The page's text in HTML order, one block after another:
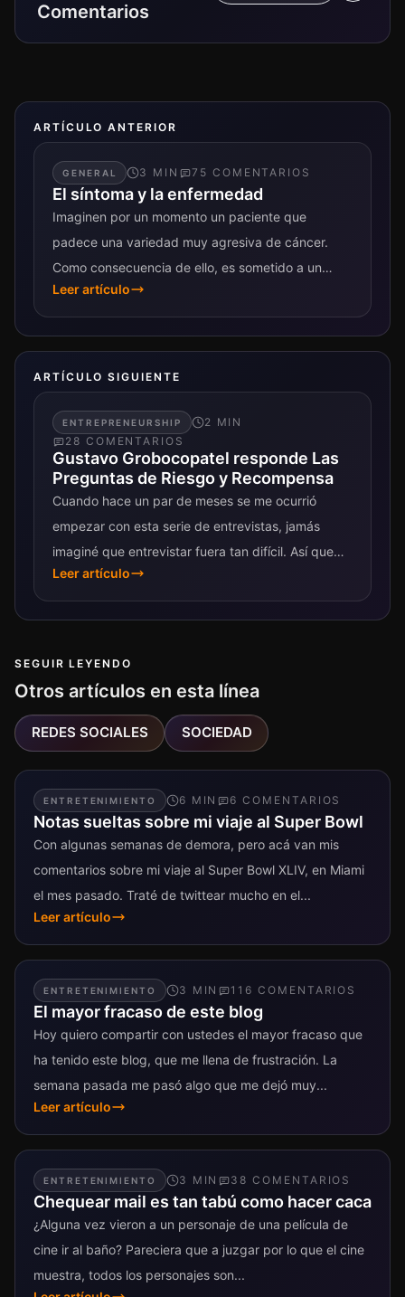
Comentarios
ARTÍCULO ANTERIOR
GENERAL 3 MIN 75 COMENTARIO S
El síntoma y la enfermedad
Imaginen por un momento un paciente que
padece una variedad muy agresiva de cáncer.
Como consecuencia de ello, es sometido a un
fuerte tratamiendo de quimioterapia que deja...
Leer artículo
ARTÍCULO SIGUIENTE
ENTREPRENEURSHIP 2 MIN
28 COMENTARIO S
Gustavo Grobocopatel responde Las
Preguntas de Riesgo y Recompensa
Cuando hace un par de meses se me ocurrió
empezar con esta serie de entrevistas, jamás
imaginé que entrevistar fuera tan difícil. Así que
para mi primera entrevista...
Leer artículo
SEGUIR LEYENDO
Otros artículos en esta línea
REDES SOCIALES SOCIEDAD
ENTRETENIMIENTO 6 MIN 6 COMENTARIOS
Notas sueltas sobre mi viaje al Super Bowl
Con algunas semanas de demora, pero acá van mis
comentarios sobre mi viaje al Super Bowl XLIV, en Miami
el mes pasado. Traté de twittear mucho en el...
Leer artículo
ENTRETENIMIENTO 3 MIN 116 COMENTARIO S
El mayor fracaso de este blog
Hoy quiero compartir con ustedes el mayor fracaso que
ha tenido este blog, que me llena de frustración. La
semana pasada me pasó algo que me dejó muy...
Leer artículo
ENTRETENIMIENTO 3 MIN 38 COMENTARIO S
Chequear mail es tan tabú como hacer caca
¿Alguna vez vieron a un personaje de una película de
cine ir al baño? Pareciera que a juzgar por lo que el cine
muestra, todos los personajes son...